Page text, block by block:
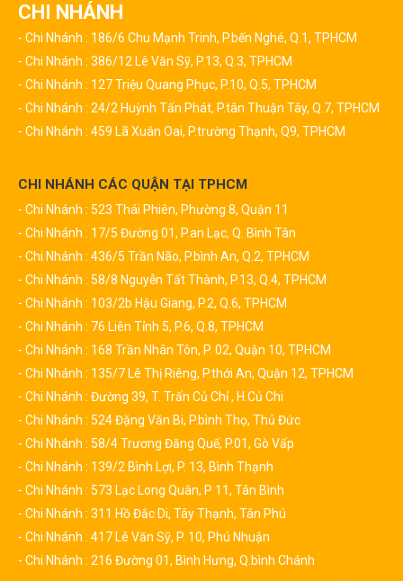
CHI NHÁNH
- Chi Nhánh : 186/6 Chu Mạnh Trinh, P.bến Nghé, Q.1, TPHCM
- Chi Nhánh : 386/12 Lê Văn Sỹ, P.13, Q.3, TPHCM
- Chi Nhánh : 127 Triệu Quang Phục, P.10, Q.5, TPHCM
- Chi Nhánh : 24/2 Huỳnh Tấn Phát, P.tân Thuận Tây, Q.7, TPHCM
- Chi Nhánh : 459 Lã Xuân Oai, P.trường Thạnh, Q9, TPHCM
CHI NHÁNH CÁC QUẬN TẠI TPHCM
- Chi Nhánh : 523 Thái Phiên, Phường 8, Quận 11
- Chi Nhánh : 17/5 Đường 01, P.an Lạc, Q. Bình Tân
- Chi Nhánh : 436/5 Trần Não, P.bình An, Q.2, TPHCM
- Chi Nhánh : 58/8 Nguyễn Tất Thành, P.13, Q.4, TPHCM
- Chi Nhánh : 103/2b Hậu Giang, P.2, Q.6, TPHCM
- Chi Nhánh : 76 Liên Tỉnh 5, P.6, Q.8, TPHCM
- Chi Nhánh : 168 Trần Nhân Tôn, P. 02, Quận 10, TPHCM
- Chi Nhánh : 135/7 Lê Thị Riêng, P.thới An, Quận 12, TPHCM
- Chi Nhánh : Đường 39, T. Trấn Củ Chỉ , H.Củ Chi
- Chi Nhánh : 524 Đặng Văn Bi, P.bình Thọ, Thủ Đức
- Chi Nhánh : 58/4 Trương Đăng Quế, P.01, Gò Vấp
- Chi Nhánh : 139/2 Bình Lợi, P. 13, Bình Thạnh
- Chi Nhánh : 573 Lạc Long Quân, P 11, Tân Bình
- Chi Nhánh : 311 Hồ Đắc Di, Tây Thạnh, Tân Phú
- Chi Nhánh : 417 Lê Văn Sỹ, P. 10, Phú Nhuận
- Chi Nhánh : 216 Đường 01, Bình Hưng, Q.bình Chánh